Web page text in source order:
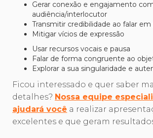
Gerar conexão e engajamento
audiência/interlocutor
Transmitir credibilidade ao falar em
Mitigar vícios de expressão
Usar recursos vocais e pausa
Falar de forma congruente ao
Explorar a sua singularidade e
Ficou interessado e quer saber
detalhes? Nossa equipe
ajudará você a realizar
excelentes e que geram